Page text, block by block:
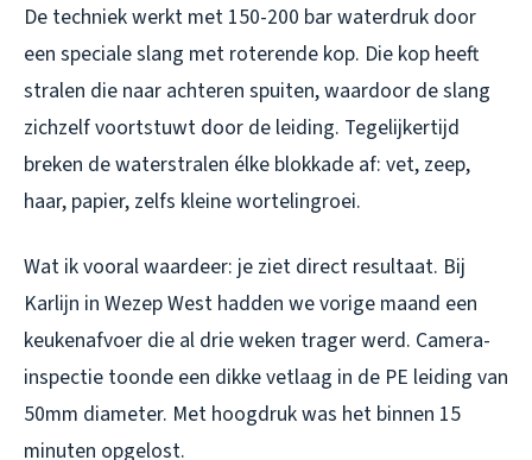
De techniek werkt met 150-200 bar waterdruk door
een speciale slang met roterende kop. Die kop heeft
stralen die naar achteren spuiten, waardoor de slang
zichzelf voortstuwt door de leiding. Tegelijkertijd
breken de waterstralen élke blokkade af: vet, zeep,
haar, papier, zelfs kleine wortelingroei.
Wat ik vooral waardeer: je ziet direct resultaat. Bij
Karlijn in Wezep West hadden we vorige maand een
keukenafvoer die al drie weken trager werd. Camera-
inspectie toonde een dikke vetlaag in de PE leiding van
50mm diameter. Met hoogdruk was het binnen 15
minuten opgelost.